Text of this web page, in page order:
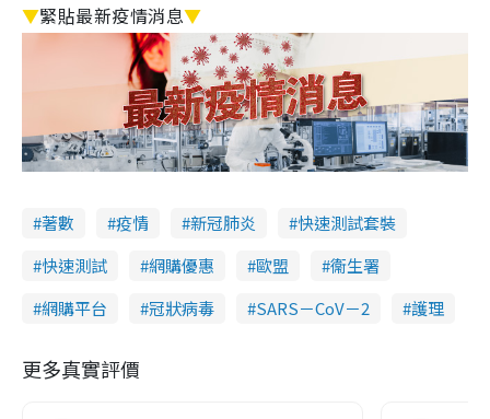
▼緊貼最新疫情消息▼
著數 疫情 新冠肺炎
快速測試套裝
快速測試
網購優惠 歐盟
衞生署
網購平台
冠狀病毒 SARS－CoV－2 護理
更多真實評價